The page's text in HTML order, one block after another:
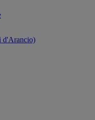
d'Arancio)